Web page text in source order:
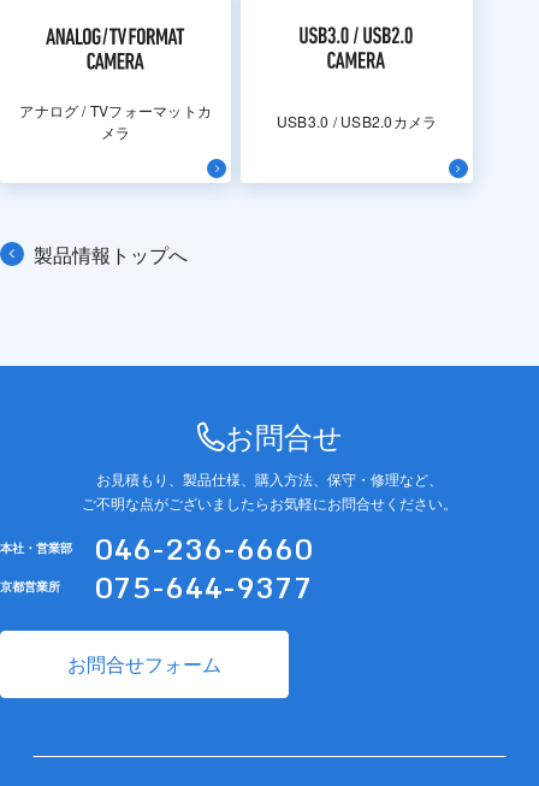
アナログ / TVフォーマットカ
メラ
USB3.0 / USB2.0カメラ
製品情報トップへ
お問合せ
お見積もり、製品仕様、購入方法、保守・修理など、
ご不明な点がございましたらお気軽にお問合せください。
本社・営業部 046-236-6660
京都営業所 075-644-9377
お問合せフォーム